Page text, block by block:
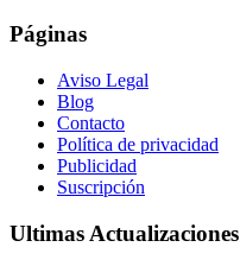
Páginas
Aviso Legal
Blog
Contacto
Política de privacidad
Publicidad
Suscripción
Ultimas Actualizaciones